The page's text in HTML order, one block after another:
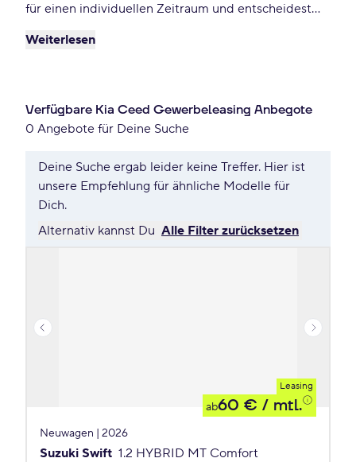
für einen individuellen Zeitraum und entscheidest
möchtest oder zurückgeben willst. Finde das
Weiterlesen
Verfügbare Kia Ceed Gewerbeleasing Anbegote
0 Angebote für Deine Suche
Deine Suche ergab leider keine Treffer. Hier ist
unsere Empfehlung für ähnliche Modelle für
Dich.
Alternativ kannst Du Alle Filter zurücksetzen
Leasing
ab60 € / mtl.
Neuwagen | 2026
Suzuki Swift 1.2 HYBRID MT Comfort